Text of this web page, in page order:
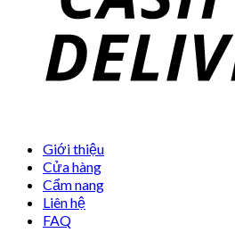
Giới thiệu
Cửa hàng
Cẩm nang
Liên hệ
FAQ